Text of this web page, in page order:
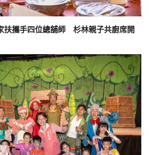
扶攜手四位總舖師 杉林親子共廚席開